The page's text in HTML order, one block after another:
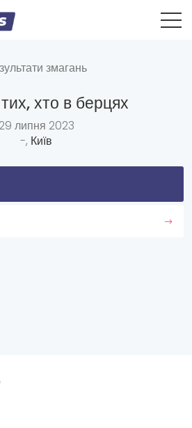
змагань
хто в берцях
29 липня 2023
-, Київ